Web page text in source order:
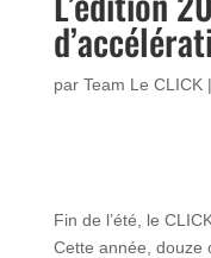
par Team Le CLICK|
Fin de l’été, le
Cette année, douze